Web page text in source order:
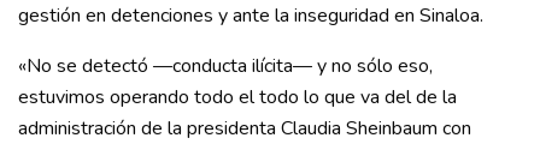
gestión en detenciones y ante la inseguridad en Sinaloa.
«No se detectó —conducta ilícita— y no sólo eso,
estuvimos operando todo el todo lo que va del de la
administración de la presidenta Claudia Sheinbaum con